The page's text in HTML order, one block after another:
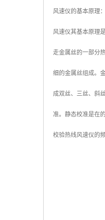
风速仪的基本原理：
风速仪其基本原理
走金属丝的一部分
细的金属丝组成。
成双丝、三丝、斜
准。静态校准是在
校验热线风速仪的